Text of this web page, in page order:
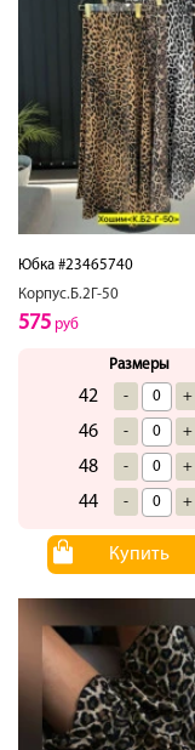
Юбка #23465740
Корпус.Б.2Г-50
575 руб
Размеры
42 - +
46 - +
48 - +
44 - +
Купить